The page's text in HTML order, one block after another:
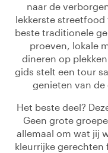
naar de
lekkerste
beste traditionele
proeven, lokale
dineren op
gids stelt een tour
genieten van de
Het beste deel?
Geen grote
allemaal om wat jij
kleurrijke